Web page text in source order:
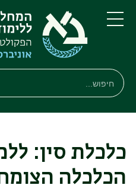
תפריט
חיפוש
חיפוש
כלכלת סין:
הכלכלה